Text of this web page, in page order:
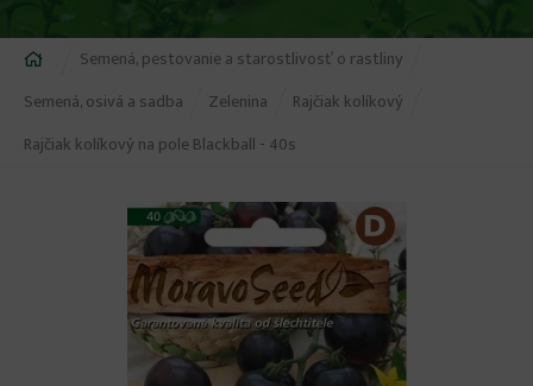
Nachádzate
sa
tu
Semená, pestovanie a starostlivosť o rastliny
Semená, osivá a sadba
Zelenina
Rajčiak kolíkový
Rajčiak kolíkový na pole Blackball - 40s